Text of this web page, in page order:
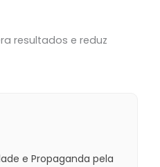
resultados e reduz
e Propaganda pela